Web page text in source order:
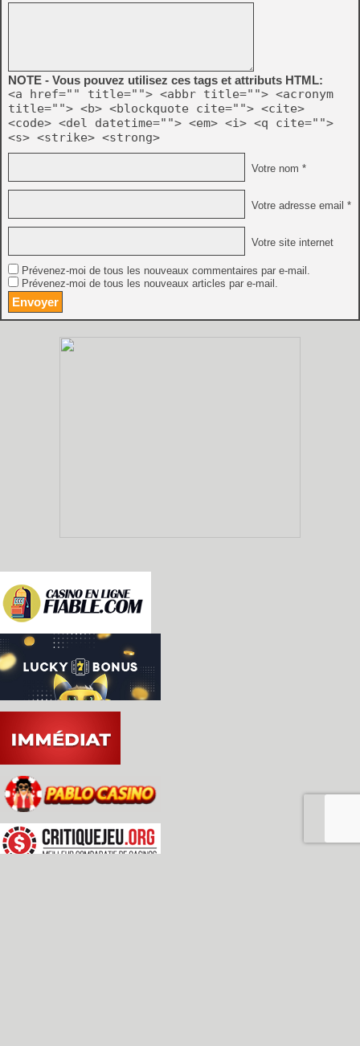
NOTE - Vous pouvez utilisez ces tags et attributs HTML:
<a href="" title=""> <abbr title=""> <acronym
title=""> <b> <blockquote cite=""> <cite>
<code> <del datetime=""> <em> <i> <q cite="">
<s> <strike> <strong>
Votre nom *
Votre adresse email *
Votre site internet
Prévenez-moi de tous les nouveaux commentaires par e-mail.
Prévenez-moi de tous les nouveaux articles par e-mail.